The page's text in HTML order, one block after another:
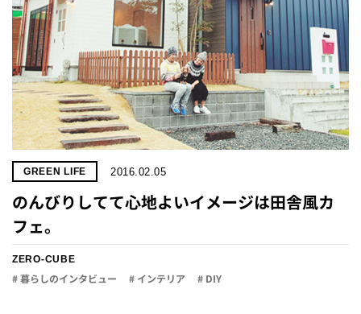
GREEN LIFE 2016.02.05
のんびりしてて心地よいイメージは田舎風カ
フェ。
ZERO-CUBE
# 暮らしのインタビュー # インテリア # DIY